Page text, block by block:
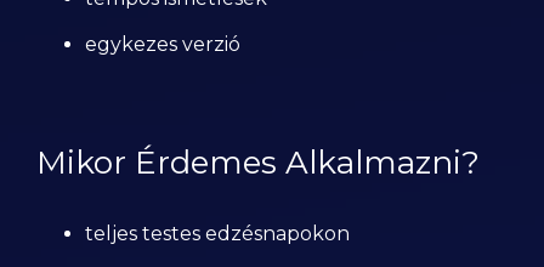
egykezes verzió
Mikor Érdemes Alkalmazni?
teljes testes edzésnapokon